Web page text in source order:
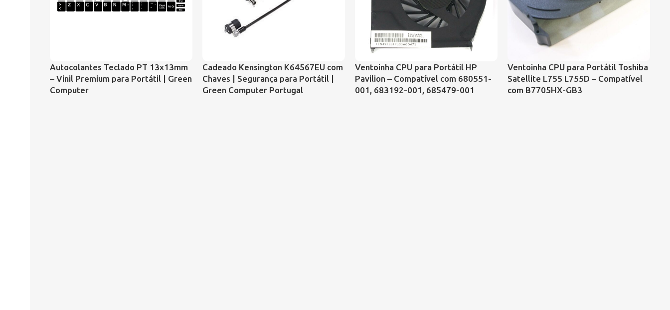
Autocolantes Teclado PT 13x13mm
– Vinil Premium para Portátil | Green
Computer
Cadeado Kensington K64567EU com
Chaves | Segurança para Portátil |
Green Computer Portugal
Ventoinha CPU para Portátil HP
Pavilion – Compatível com 680551-
001, 683192-001, 685479-001
Ventoinha CPU para Portátil Toshiba
Satellite L755 L755D – Compatível
com B7705HX-GB3